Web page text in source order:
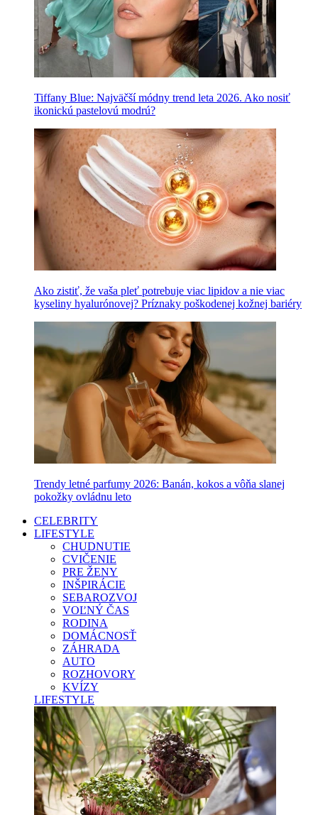
Tiffany Blue: Najväčší módny trend leta 2026. Ako nosiť
ikonickú pastelovú modrú?
Ako zistiť, že vaša pleť potrebuje viac lipidov a nie viac
kyseliny hyalurónovej? Príznaky poškodenej kožnej bariéry
Trendy letné parfumy 2026: Banán, kokos a vôňa slanej
pokožky ovládnu leto
CELEBRITY
LIFESTYLE
CHUDNUTIE
CVIČENIE
PRE ŽENY
INŠPIRÁCIE
SEBAROZVOJ
VOĽNÝ ČAS
RODINA
DOMÁCNOSŤ
ZÁHRADA
AUTO
ROZHOVORY
KVÍZY
LIFESTYLE